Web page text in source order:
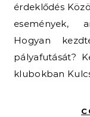
érdeklődés
események,
Hogyan
pályafutását?
klubokban